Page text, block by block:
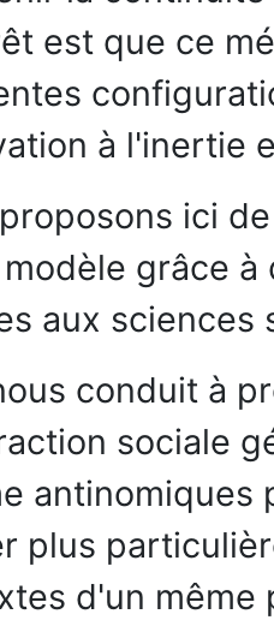
est que ce
à l'inertie
ici
grâce
aux sciences
conduit à
sociale
antinomiques
plus
d'un même